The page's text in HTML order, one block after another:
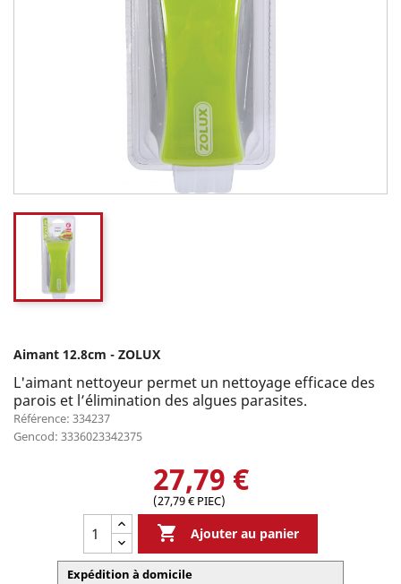
Aimant 12.8cm - ZOLUX
L'aimant nettoyeur permet un nettoyage efficace des
parois et l’élimination des algues parasites.
Référence: 334237
Gencod: 3336023342375
27,79 €
(27,79 € PIEC)
 Ajouter au panier
Expédition à domicile